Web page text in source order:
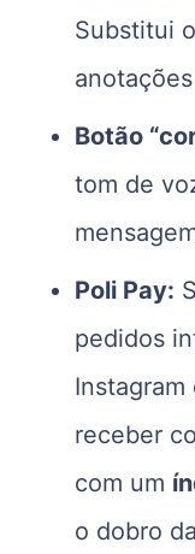
Substitui
Botão
tom de
Poli Pay:
pedidos
receber
com um
o dobro